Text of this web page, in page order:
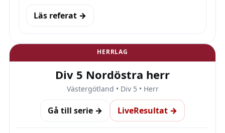
Läs referat →
HERRLAG
Div 5 Nordöstra herr
Västergötland • Div 5 • Herr
Gå till serie → LiveResultat →